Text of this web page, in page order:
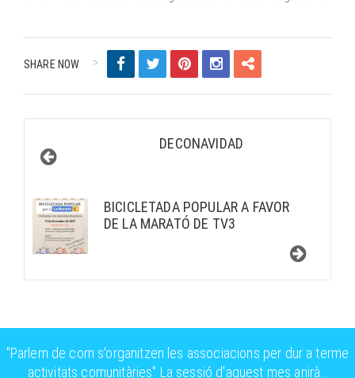
SHARE NOW
DECONAVIDAD
BICICLETADA POPULAR A FAVOR
DE LA MARATÓ DE TV3
"Parlem de com s'organitzen les associacions per dur a terme
activitats comunitàries" La sessió d'aquest mes anirà…
https://t.co/t7XHvfRZ5t
https://t.co/kufFfGCYF2 https://t.co/XC2mjFS0N9